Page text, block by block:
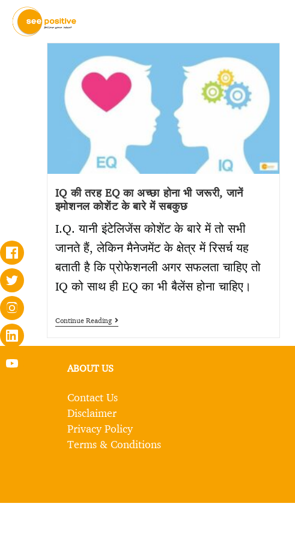
IQ की तरह EQ का अच्छा होना भी जरूरी, जानें
इमोशनल कोशेंट के बारे में सबकुछ
I.Q. यानी इंटेलिजेंस कोशेंट के बारे में तो सभी
जानते हैं, लेकिन मैनेजमेंट के क्षेत्र में रिसर्च यह
बताती है कि प्रोफेशनली अगर सफलता चाहिए तो
IQ को साथ ही EQ का भी बैलेंस होना चाहिए।
Continue Reading
ABOUT US
Contact Us
Disclaimer
Privacy Policy
Terms & Conditions